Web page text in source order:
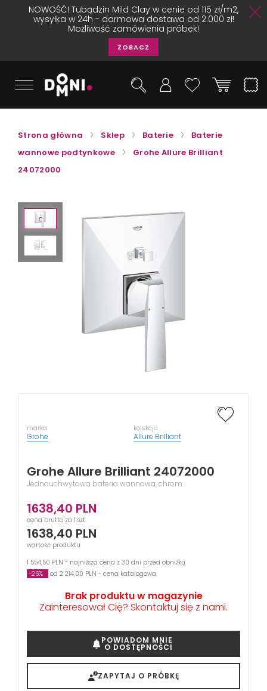
NOWOŚĆ! Tubądzin Mild Clay w cenie od 115 zł/m2,
wysyłka w 24h - darmowa dostawa od 2.000 zł!
Możliwość zamówienia próbek!
ZOBACZ
Strona główna Sklep Baterie
Baterie
wannowe podtynkowe
Grohe Allure Brilliant
24072000
marka
Grohe
kolekcja
Allure Brilliant
Grohe Allure Brilliant 24072000
Jednouchwytowa bateria wannowa, chrom
1638,40 PLN
cena brutto za 1 szt.
1638,40 PLN
wartość produktu
1 554,50 PLN - najniższa cena z 30 dni przed obniżką
-26%
od 2 214,00 PLN - cena katalogowa
Brak produktu w magazynie
Zainteresował Cię? Skontaktuj się z nami.
POWIADOM MNIE
O DOSTĘPNOŚCI
ZAPYTAJ O PRÓBKĘ